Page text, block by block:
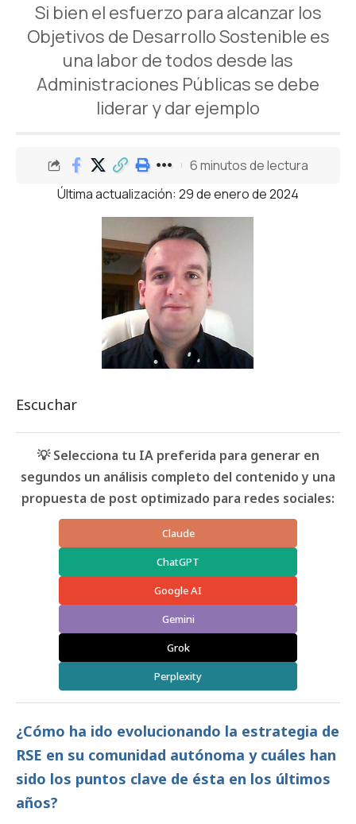
Si bien el esfuerzo para alcanzar los
Objetivos de Desarrollo Sostenible es
una labor de todos desde las
Administraciones Públicas se debe
liderar y dar ejemplo
Última actualización: 29 de enero de 2024
6 minutos de lectura
Escuchar
💡 Selecciona tu IA preferida para generar en
segundos un análisis completo del contenido y una
propuesta de post optimizado para redes sociales:
Claude
ChatGPT
Google AI
Gemini
Grok
Perplexity
¿Cómo ha ido evolucionando la estrategia de
RSE en su comunidad autónoma y cuáles han
sido los puntos clave de ésta en los últimos
años?